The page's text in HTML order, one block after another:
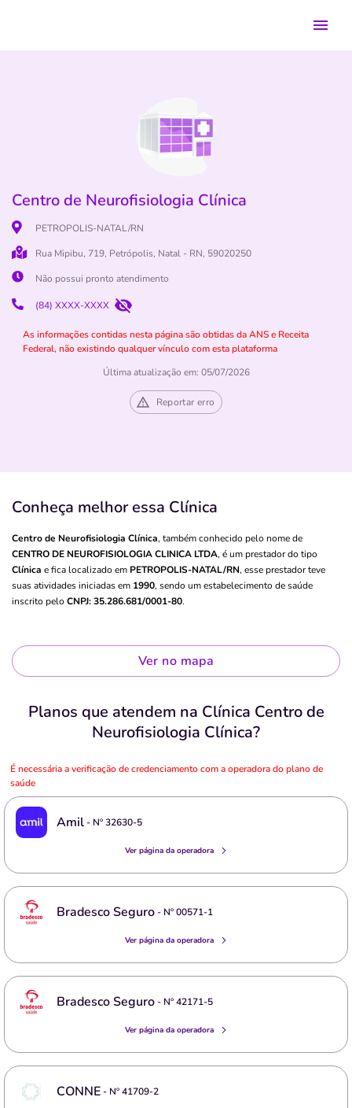
Centro de Neurofisiologia Clínica
PETROPOLIS-NATAL/RN
Rua Mipibu, 719, Petrópolis, Natal - RN, 59020250
Não possui pronto atendimento
(84) XXXX-XXXX
As informações contidas nesta página são obtidas da ANS e Receita
Federal, não existindo qualquer vínculo com esta plataforma
Última atualização em: 05/07/2026
Reportar erro
Conheça melhor essa Clínica
Centro de Neurofisiologia Clínica, também conhecido pelo nome de
CENTRO DE NEUROFISIOLOGIA CLINICA LTDA, é um prestador do tipo
Clínica e fica localizado em PETROPOLIS-NATAL/RN, esse prestador teve
suas atividades iniciadas em 1990, sendo um estabelecimento de saúde
inscrito pelo CNPJ: 35.286.681/0001-80.
Ver no mapa
Planos que atendem na Clínica Centro de
Neurofisiologia Clínica?
É necessária a verificação de credenciamento com a operadora do plano de
saúde
Amil- Nº32630-5
Ver página da operadora
Bradesco Seguro- Nº00571-1
Ver página da operadora
Bradesco Seguro- Nº42171-5
Ver página da operadora
CONNE- Nº41709-2